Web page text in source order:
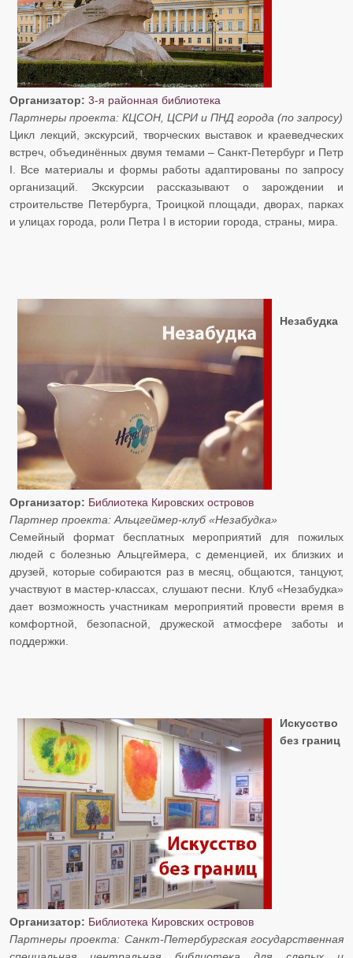
Организатор: 3-я районная библиотека
​​​​​​​Партнеры проекта: КЦСОН, ЦСРИ и ПНД города (по запросу)
Цикл лекций, экскурсий, творческих выставок и краеведческих
встреч, объединённых двумя темами – Санкт-Петербург и Петр
I. Все материалы и формы работы адаптированы по запросу
организаций. Экскурсии рассказывают о зарождении и
строительстве Петербурга, Троицкой площади, дворах, парках
и улицах города, роли Петра I в истории города, страны, мира.
​​​​​​​Незабудка
Организатор: Библиотека Кировских островов
​​​​​​​Партнер проекта: Альцгеймер-клуб «Незабудка»
Семейный формат бесплатных мероприятий для пожилых
людей с болезнью Альцгеймера, с деменцией, их близких и
друзей, которые собираются раз в месяц, общаются, танцуют,
участвуют в мастер-классах, слушают песни. Клуб «Незабудка»
дает возможность участникам мероприятий провести время в
комфортной, безопасной, дружеской атмосфере заботы и
поддержки.
Искусство
без границ
Организатор: Библиотека Кировских островов
​​​​​​​Партнеры проекта: Санкт-Петербургская государственная